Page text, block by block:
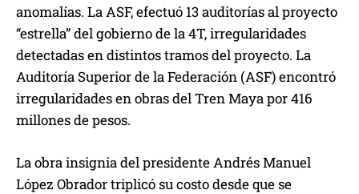
anomalías. La ASF, efectuó 13 auditorías al proyecto
“estrella” del gobierno de la 4T, irregularidades
detectadas en distintos tramos del proyecto. La
Auditoría Superior de la Federación (ASF) encontró
irregularidades en obras del Tren Maya por 416
millones de pesos.
La obra insignia del presidente Andrés Manuel
López Obrador triplicó su costo desde que se